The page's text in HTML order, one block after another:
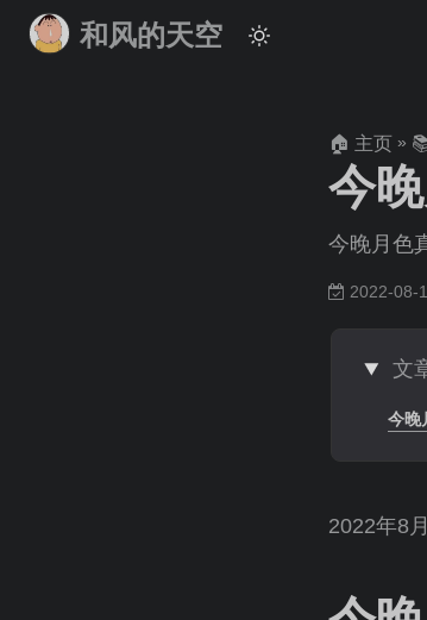
和风的天空
🏠 主页 »
今
今晚月色
2022-08-
文
今晚
2022年8